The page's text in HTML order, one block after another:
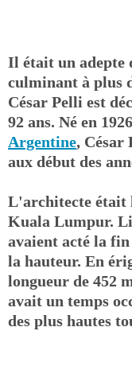
Il était un adepte
culminant à plus
César Pelli est
92 ans. Né en
Argentine, César
aux début des
L'architecte était
Kuala Lumpur.
avaient acté la
la hauteur. En
longueur de 452
avait un temps
des plus hautes